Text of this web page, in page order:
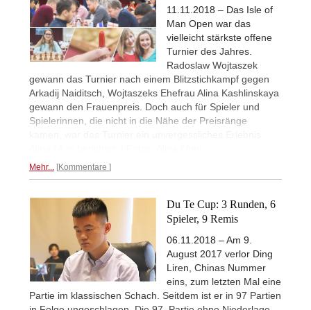
11.11.2018 – Das Isle of
Man Open war das
vielleicht stärkste offene
Turnier des Jahres.
Radoslaw Wojtaszek
gewann das Turnier nach einem Blitzstichkampf gegen
Arkadij Naiditsch, Wojtaszeks Ehefrau Alina Kashlinskaya
gewann den Frauenpreis. Doch auch für Spieler und
Spielerinnen, die nicht in die Nähe der Preisränge
Mehr... Kommentare
Du Te Cup: 3 Runden, 6
Spieler, 9 Remis
06.11.2018 – Am 9.
August 2017 verlor Ding
Liren, Chinas Nummer
eins, zum letzten Mal eine
Partie im klassischen Schach. Seitdem ist er in 97 Partien